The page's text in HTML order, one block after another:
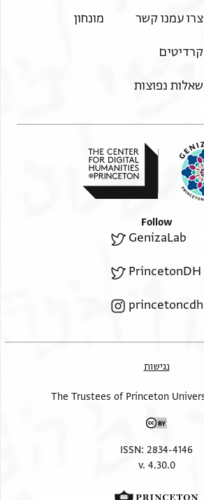
צרו עמנו קשר
קרדיטים
שאלות נפוצות
מונחון
Follow
GenizaLab
PrincetonDH
princetoncdh
נגישות
ISSN: 2834-4146
v. 4.30.0